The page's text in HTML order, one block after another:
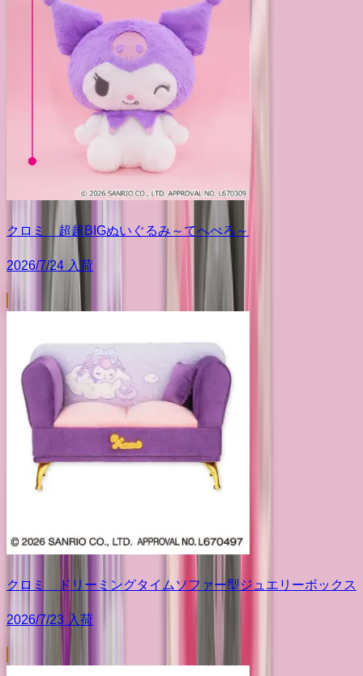
クロミ 超超BIGぬいぐるみ～てへぺろ～
2026/7/24 入荷
クロミ ドリーミングタイムソファー型ジュエリーボックス
2026/7/23 入荷